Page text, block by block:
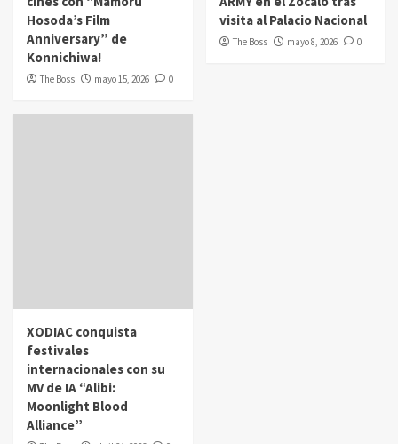
Hosoda’s Film
Anniversary” de
Konnichiwa!
The Boss mayo 15, 2026 0
visita al Palacio Nacional
The Boss mayo 8, 2026 0
XODIAC conquista
festivales
internacionales con su
MV de IA “Alibi:
Moonlight Blood
Alliance”